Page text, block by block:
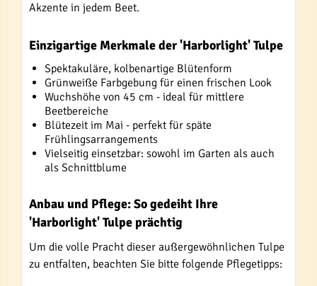
Akzente in jedem Beet.
Einzigartige Merkmale der 'Harborlight' Tulpe
Spektakuläre, kolbenartige Blütenform
Grünweiße Farbgebung für einen frischen Look
Wuchshöhe von 45 cm - ideal für mittlere
Beetbereiche
Blütezeit im Mai - perfekt für späte
Frühlingsarrangements
Vielseitig einsetzbar: sowohl im Garten als auch
als Schnittblume
Anbau und Pflege: So gedeiht Ihre
'Harborlight' Tulpe prächtig
Um die volle Pracht dieser außergewöhnlichen Tulpe
zu entfalten, beachten Sie bitte folgende Pflegetipps: